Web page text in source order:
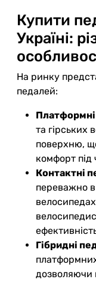
Купити
Україні:
На ринку
педалей:
Платформні
та гірських
поверхню,
комфорт під
Контактні
переважно
Гібридні
дозволяючи